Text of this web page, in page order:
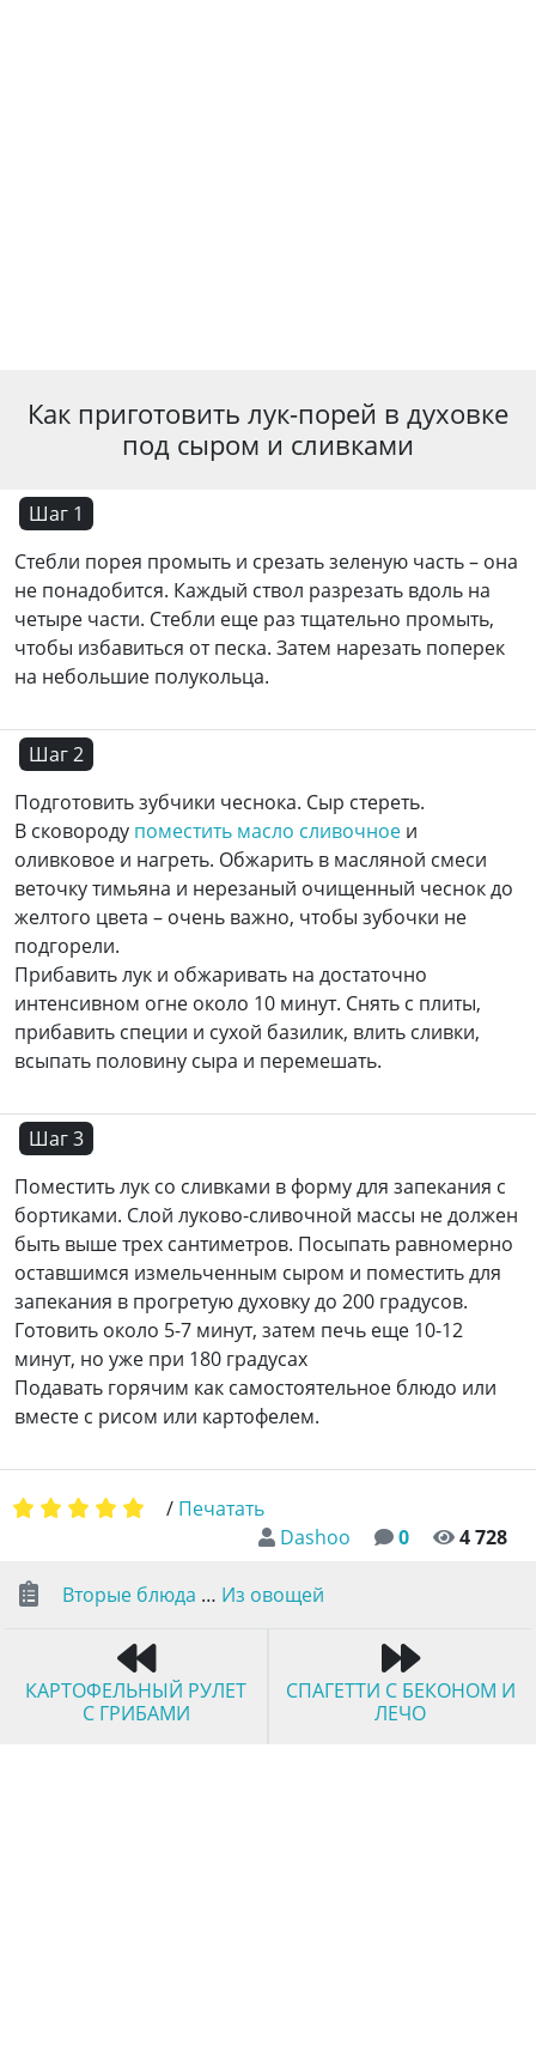
Как приготовить лук-порей в духовке
под сыром и сливками
Шаг 1
Стебли порея промыть и срезать зеленую часть – она
не понадобится. Каждый ствол разрезать вдоль на
четыре части. Стебли еще раз тщательно промыть,
чтобы избавиться от песка. Затем нарезать поперек
на небольшие полукольца.
Шаг 2
Подготовить зубчики чеснока. Сыр стереть.
В сковороду поместить масло сливочное и
оливковое и нагреть. Обжарить в масляной смеси
веточку тимьяна и нерезаный очищенный чеснок до
желтого цвета – очень важно, чтобы зубочки не
подгорели.
Прибавить лук и обжаривать на достаточно
интенсивном огне около 10 минут. Снять с плиты,
прибавить специи и сухой базилик, влить сливки,
всыпать половину сыра и перемешать.
Шаг 3
Поместить лук со сливками в форму для запекания с
бортиками. Слой луково-сливочной массы не должен
быть выше трех сантиметров. Посыпать равномерно
оставшимся измельченным сыром и поместить для
запекания в прогретую духовку до 200 градусов.
Готовить около 5-7 минут, затем печь еще 10-12
минут, но уже при 180 градусах
Подавать горячим как самостоятельное блюдо или
вместе с рисом или картофелем.
Dashoo 0 4 728
/ Печатать
Вторые блюда … Из овощей
КАРТОФЕЛЬНЫЙ РУЛЕТ
С ГРИБАМИ
СПАГЕТТИ С БЕКОНОМ И
ЛЕЧО